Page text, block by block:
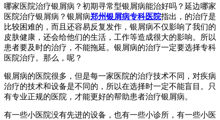
哪家医院治疗银屑病？初期寻常型银屑病能治好吗？延边哪家
医院治疗银屑病？银屑病郑州银屑病专科医院指出，的治疗是
比较困难的，而且还容易反复发作，银屑病不仅影响了我们的
皮肤健康，还会给他们的生活，工作等造成很大的影响。所以
患者要及时的治疗，不能拖延。银屑病的治疗一定要选择专科
医院治疗。那么，呢？
银屑病的医院很多，但是每一家医院的治疗技术不同，对疾病
治疗的技术和设备是不同的，所以在选择时一定不能盲目。只
有专业正规的医院，才能更好的帮助患者治疗银屑病。
有一些小医院没有先进的设备，也有一些小诊所，有一些小医